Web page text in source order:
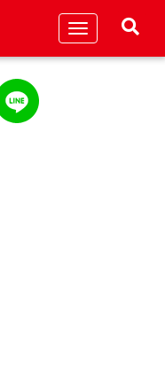
Toggle